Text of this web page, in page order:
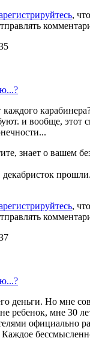
,
каждого
и вообще, этот
знает о вашем
декабристок
,
деньги. Но мне
ребенок, мне 30
официально
Каждое